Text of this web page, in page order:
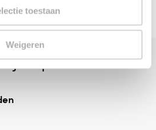
toestaan
Weigeren
⁠bij AlleFolders.
specialist